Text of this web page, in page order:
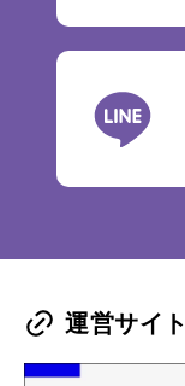
運営サイト